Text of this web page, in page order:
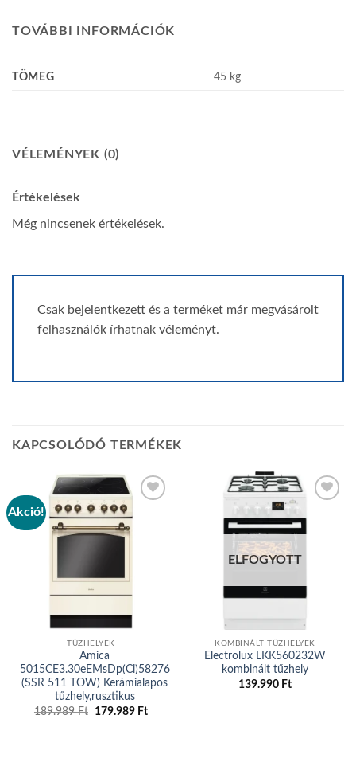
TOVÁBBI INFORMÁCIÓK
TÖMEG 45 kg
VÉLEMÉNYEK (0)
Értékelések
Még nincsenek értékelések.
Csak bejelentkezett és a terméket már megvásárolt
felhasználók írhatnak véleményt.
KAPCSOLÓDÓ TERMÉKEK
Akció!
wishlist
TŰZHELYEK
Amica
5015CE3.30eEMsDp(Ci)58276
(SSR 511 TOW) Kerámialapos
tűzhely,rusztikus
189.989Ft
Original
179.989 FtCurrent
wishlist
ELFOGYOTT
KOMBINÁLT TŰZHELYEK
Electrolux LKK560232W
kombinált tűzhely
139.990 Ft